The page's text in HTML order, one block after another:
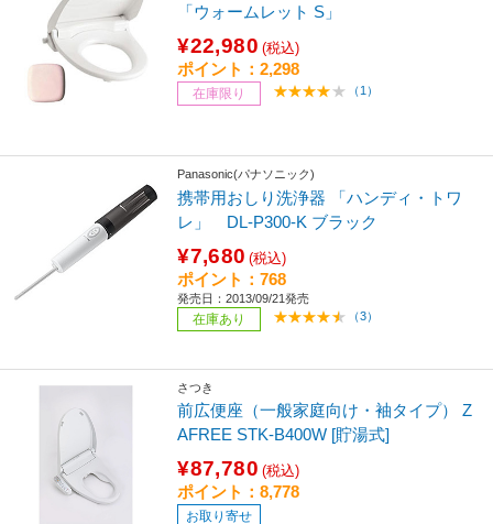
「ウォームレット S」
¥22,980 (税込)
ポイント：2,298
在庫限り （1）
Panasonic(パナソニック)
携帯用おしり洗浄器 「ハンディ・トワ
レ」 DL-P300-K ブラック
¥7,680 (税込)
ポイント：768
発売日：2013/09/21発売
在庫あり （3）
さつき
前広便座（一般家庭向け・袖タイプ） Z
AFREE STK-B400W [貯湯式]
¥87,780 (税込)
ポイント：8,778
お取り寄せ